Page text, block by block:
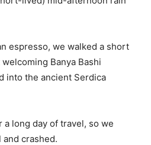
espresso, we walked a short
Banya Bashi
into the ancient Serdica
long day of travel, so we
crashed.